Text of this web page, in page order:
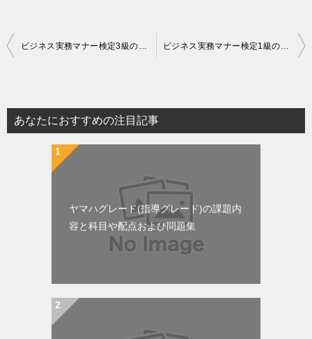
投
ビ
ゲ
ビジネス実務マナー検定3級の試験概要と審査基準および過去問や合格率 ビジネス実務マナー検定1級の試験概要と審査基準および過去問や合格率
あなたにおすすめの注目記事
ヤマハグレード(指導グレード)の課題内
容と科目や配点および問題集